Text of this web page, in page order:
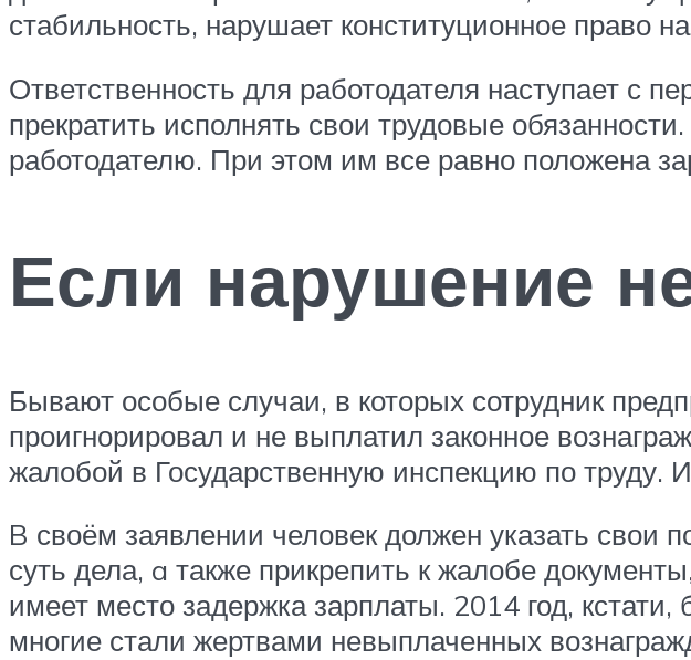
стабильность, нарушает конституционное право
Ответственность для работодателя наступает с
прекратить исполнять свои трудовые
работодателю. При этом им все равно положена
Если нарушение
Бывают особые случаи, в которых сотрудник
проигнорировал и не выплатил законное
жалобой в Государственную инспекцию по труду.
B своём заявлении человек должен указать свои
суть дела, a также прикрепить к жалобе
имеет место задержка зарплаты. 2014 год,
многие стали жертвами невыплаченных